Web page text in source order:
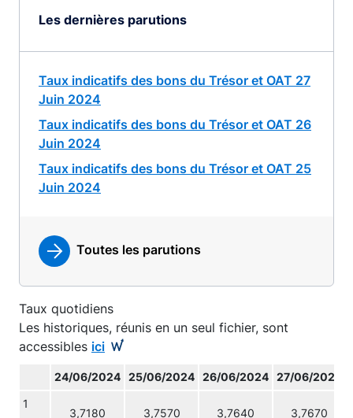
Les dernières parutions
Taux indicatifs des bons du Trésor et OAT 27
Juin 2024
Taux indicatifs des bons du Trésor et OAT 26
Juin 2024
Taux indicatifs des bons du Trésor et OAT 25
Juin 2024
Toutes les parutions
Taux quotidiens
Les historiques, réunis en un seul fichier, sont
accessibles ici
24/06/2024 25/06/2024 26/06/2024 27/06/2024
1
3,7180 3,7570 3,7640 3,7670